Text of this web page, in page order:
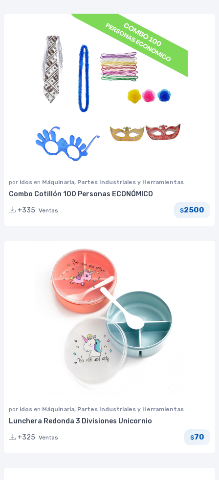
por idos en Máquinaria, Partes Industriales y Herramientas
Combo Cotillón 100 Personas ECONÓMICO
+335 Ventas $2500
por idos en Máquinaria, Partes Industriales y Herramientas
Lunchera Redonda 3 Divisiones Unicornio
+325 Ventas $70